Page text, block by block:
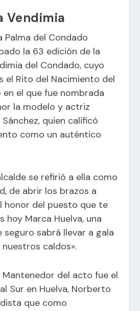
Vendimia
Palma del Condado
la 63 edición de la
del Condado, cuyo
el Rito del Nacimiento del
en el que fue nombrada
la modelo y actriz
quien calificó
como un auténtico
se refirió a ella como
de abrir los brazos a
honor del puesto que te
hoy Marca Huelva, una
seguro sabrá llevar a gala
caldos».
del acto fue el
Sur en Huelva, Norberto
que como